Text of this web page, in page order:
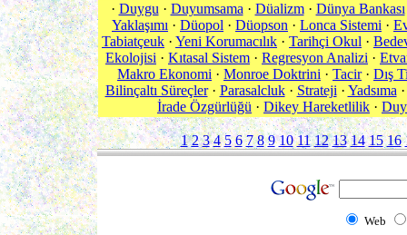
· Duygu · Duyumsama · Düalizm· Dünya Bankası
Yaklaşımı · Düopol · Düopson · Lonca Sistemi ·
Tabiatçeuk · Yeni Korumacılık · Tarihçi Okul ·
Ekolojisi · Kıtasal Sistem · Regresyon Analizi ·
Makro Ekonomi · Monroe Doktrini · Tacir· Dış
Bilinçaltı Süreçler· Parasalcluk· Strateji · Yadsıma
İrade Özgürlüğü · Dikey Hareketlilik ·
1 2 3 4 5 6 7 8 9 10 11 12 13 14 15 16
Web